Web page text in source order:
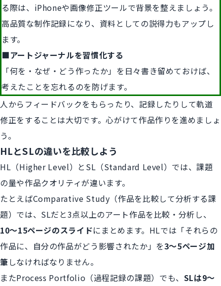
る際は、iPhoneや画像修正ツールで背景を整えましょう。
高品質な制作記録になり、資料としての説得力もアップし
ます。
■アートジャーナルを習慣化する
「何を・なぜ・どう作ったか」を日々書き留めておけば、
考えたことを忘れるのを防げます。
人からフィードバックをもらったり、記録したりして軌道
修正をすることは大切です。心がけて作品作りを進めましょ
う。
HLとSLの違いを比較しよう
HL（Higher Level）とSL（Standard Level）では、課題
の量や作品クオリティが違います。
たとえばComparative Study（作品を比較して分析する課
題）では、SLだと3点以上のアート作品を比較・分析し、
10〜15ページのスライドにまとめます。HLでは「それらの
作品に、自分の作品がどう影響されたか」を3〜5ページ加
筆しなければなりません。
またProcess Portfolio（過程記録の課題）でも、 SLは9～